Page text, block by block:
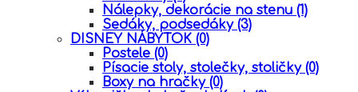
Nálepky, dekorácie na stenu (1)
Sedáky, podsedáky (3)
DISNEY NÁBYTOK (0)
Postele (0)
Písacie stoly, stolečky, stoličky (0)
Boxy na hračky (0)